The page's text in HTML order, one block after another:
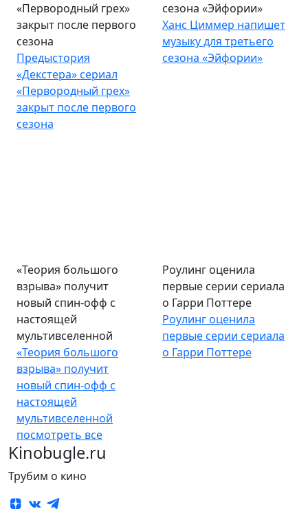
«Первородный грех»
закрыт после первого
сезона
Предыстория
«Декстера» сериал
«Первородный грех»
закрыт после первого
сезона
сезона «Эйфории»
Ханс Циммер напишет
музыку для третьего
сезона «Эйфории»
«Теория большого
взрыва» получит
новый спин-офф с
настоящей
мультивселенной
«Теория большого
взрыва» получит
новый спин-офф с
настоящей
мультивселенной
Роулинг оценила
первые серии сериала
о Гарри Поттере
Роулинг оценила
первые серии сериала
о Гарри Поттере
посмотреть все
Kinobugle.ru
Трубим о кино